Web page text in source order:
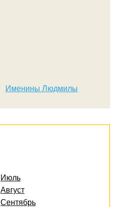
Именины Людмилы
Июль
Август
Сентябрь